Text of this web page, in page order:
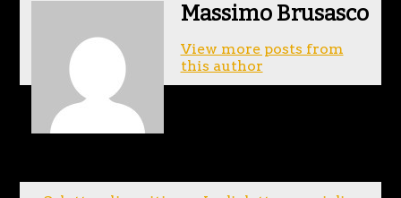
Massimo Brusasco
View more posts from
this author